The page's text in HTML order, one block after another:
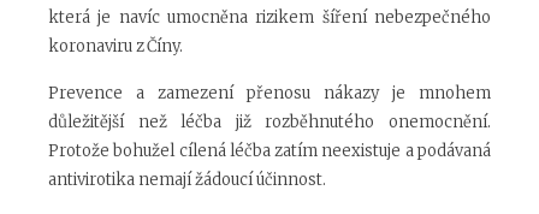
která je navíc umocněna rizikem šíření nebezpečného
koronaviru z Číny.
Prevence a zamezení přenosu nákazy je mnohem
důležitější než léčba již rozběhnutého onemocnění.
Protože bohužel cílená léčba zatím neexistuje a podávaná
antivirotika nemají žádoucí účinnost.